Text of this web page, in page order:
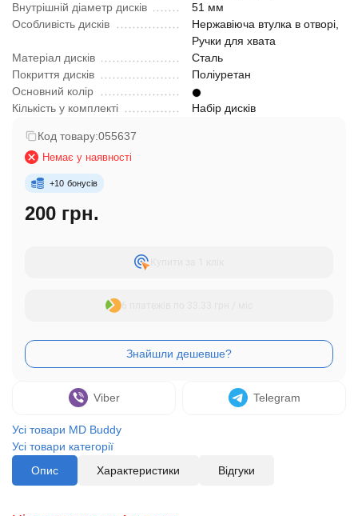
Внутрішній діаметр дисків
51 мм
Особливість дисків
Нержавіюча втулка в отворі,
Ручки для хвата
Матеріал дисків
Сталь
Покриття дисків
Поліуретан
Основний колір
Кількість у комплекті
Набір дисків
Код товару:055637
Немає у наявності
+10 бонусів
200 грн.
Viber Telegram
Усі товари MD Buddy
Усі товари категорії
Опис
Характеристики Відгуки